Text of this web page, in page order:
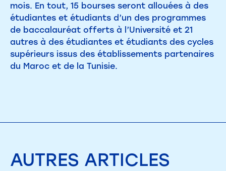
mois. En tout, 15 bourses seront allouées à des
étudiantes et étudiants d’un des programmes
de baccalauréat offerts à l’Université et 21
autres à des étudiantes et étudiants des cycles
supérieurs issus des établissements partenaires
du Maroc et de la Tunisie.
AUTRES ARTICLES